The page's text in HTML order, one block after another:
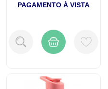
PAGAMENTO À VISTA